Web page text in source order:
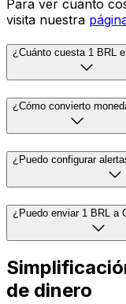
Para ver cuánto
visita nuestra
¿Cuánto cuesta 1 BRL
¿Cómo convierto
¿Puedo configurar
¿Puedo enviar 1 BRL a
de dinero